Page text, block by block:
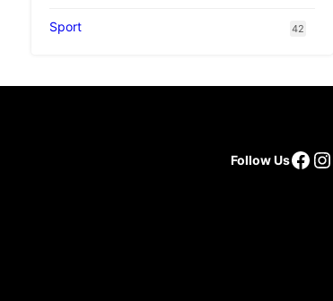
Sport 42
Follow Us